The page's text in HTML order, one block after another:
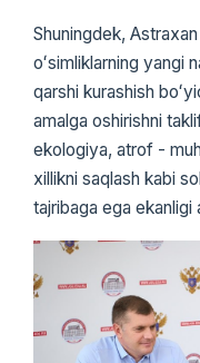
Shuningdek,
oʻsimliklarning yangi
qarshi kurashish
amalga oshirishni
ekologiya, atrof -
xillikni saqlash kabi
tajribaga ega ekanligi